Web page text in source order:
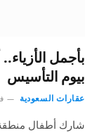
بأجمل
بيوم التأسيس
عقارات السعودية
شارك أطفال منطقة